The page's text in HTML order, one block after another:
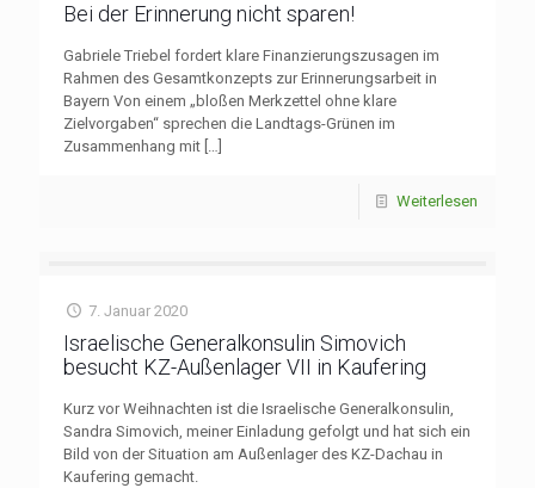
Bei der Erinnerung nicht sparen!
Gabriele Triebel fordert klare Finanzierungszusagen im
Rahmen des Gesamtkonzepts zur Erinnerungsarbeit in
Bayern Von einem „bloßen Merkzettel ohne klare
Zielvorgaben“ sprechen die Landtags-Grünen im
Zusammenhang mit […]
Weiterlesen
7. Januar 2020
Israelische Generalkonsulin Simovich
besucht KZ-Außenlager VII in Kaufering
Kurz vor Weihnachten ist die Israelische Generalkonsulin,
Sandra Simovich, meiner Einladung gefolgt und hat sich ein
Bild von der Situation am Außenlager des KZ-Dachau in
Kaufering gemacht.